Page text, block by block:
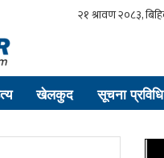
खेलकुद सूचना प्रविधि